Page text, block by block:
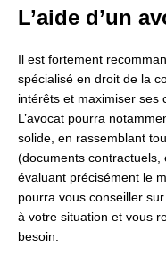
L’aide d’un
Il est fortement
spécialisé en droit de la
intérêts et maximiser ses
L’avocat pourra
solide, en rassemblant
(documents contractuels,
évaluant précisément le
pourra vous conseiller
à votre situation et vous
besoin.